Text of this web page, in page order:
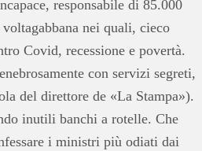
responsabile di 85.000
nei quali, cieco
Covid, recessione e povertà.
con servizi segreti,
del direttore de «La Stampa»).
inutili banchi a rotelle. Che
i ministri più odiati dai